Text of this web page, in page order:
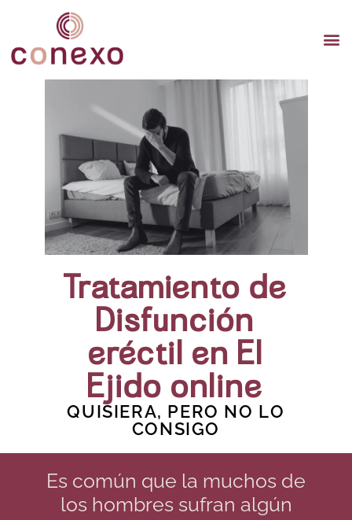
Tratamiento de
Disfunción
eréctil en El
Ejido online
QUISIERA, PERO NO LO
CONSIGO
Es común que la muchos de
los hombres sufran algún